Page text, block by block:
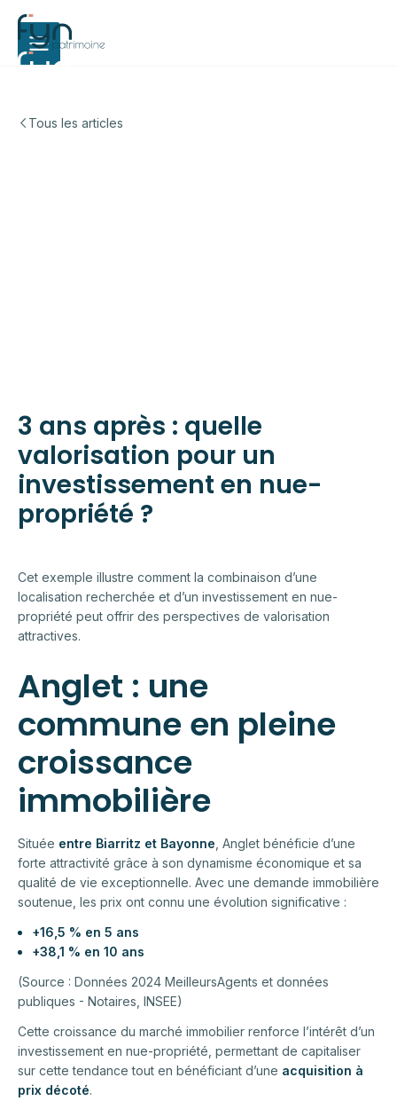
Tous les articles
3 ans après : quelle
valorisation pour un
investissement en nue-
propriété ?
Cet exemple illustre comment la combinaison d’une
localisation recherchée et d’un investissement en nue-
propriété peut offrir des perspectives de valorisation
attractives.
Anglet : une
commune en pleine
croissance
immobilière
Située entre Biarritz et Bayonne , Anglet bénéficie d’une
forte attractivité grâce à son dynamisme économique et sa
qualité de vie exceptionnelle. Avec une demande immobilière
soutenue, les prix ont connu une évolution significative :
+16,5 % en 5 ans
+38,1 % en 10 ans
(Source : Données 2024 MeilleursAgents et données
publiques - Notaires, INSEE)
Cette croissance du marché immobilier renforce l’intérêt d’un
investissement en nue-propriété, permettant de capitaliser
sur cette tendance tout en bénéficiant d’une acquisition à
prix décoté.